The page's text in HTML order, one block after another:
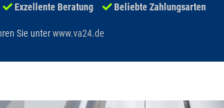
Exzellente Beratung Beliebte Zahlungsarten
Sie unterwww.va24.de